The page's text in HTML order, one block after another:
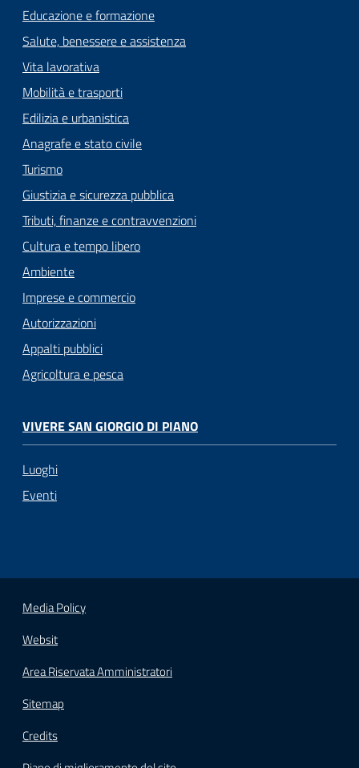
Educazione e formazione
Salute, benessere e assistenza
Vita lavorativa
Mobilità e trasporti
Edilizia e urbanistica
Anagrafe e stato civile
Turismo
Giustizia e sicurezza pubblica
Tributi, finanze e contravvenzioni
Cultura e tempo libero
Ambiente
Imprese e commercio
Autorizzazioni
Appalti pubblici
Agricoltura e pesca
VIVERE SAN GIORGIO DI PIANO
Luoghi
Eventi
Media Policy
Websit
Area Riservata Amministratori
Sitemap
Credits